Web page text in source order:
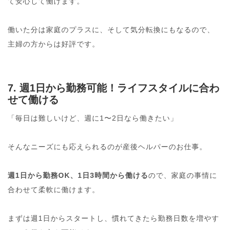
働いた分は家庭のプラスに、そして気分転換にもなるので、
主婦の方からは好評です。
7. 週1日から勤務可能！ライフスタイルに合わ
せて働ける
「毎日は難しいけど、週に1〜2日なら働きたい」
そんなニーズにも応えられるのが産後ヘルパーのお仕事。
週1日から勤務OK、1日3時間から働けるので、家庭の事情に
合わせて柔軟に働けます。
まずは週1日からスタートし、慣れてきたら勤務日数を増やす